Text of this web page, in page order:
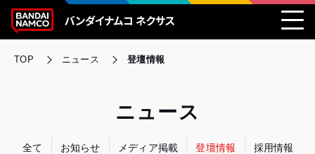
TOP ニュース 登壇情報
ニュース
全て お知らせ メディア掲載 登壇情報 採用情報